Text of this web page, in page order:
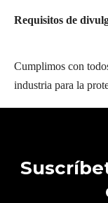
Requisitos de
Cumplimos con
industria para la